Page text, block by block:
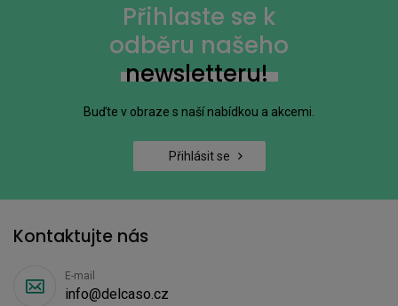
Přihlaste se k
odběru našeho
newsletteru!
Buďte v obraze s naší nabídkou a akcemi.
Přihlásit se
Kontaktujte nás
E-mail
info@delcaso.cz